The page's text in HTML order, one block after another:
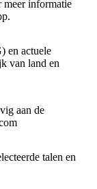
meer informatie
en actuele
van land en
aan de
talen en